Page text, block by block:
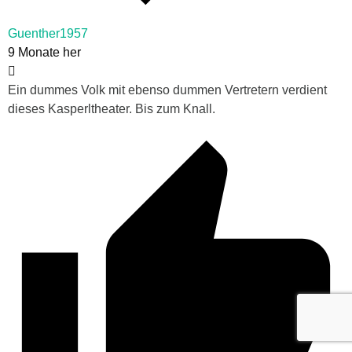
Guenther1957
9 Monate her
Ein dummes Volk mit ebenso dummen Vertretern verdient
dieses Kasperltheater. Bis zum Knall.